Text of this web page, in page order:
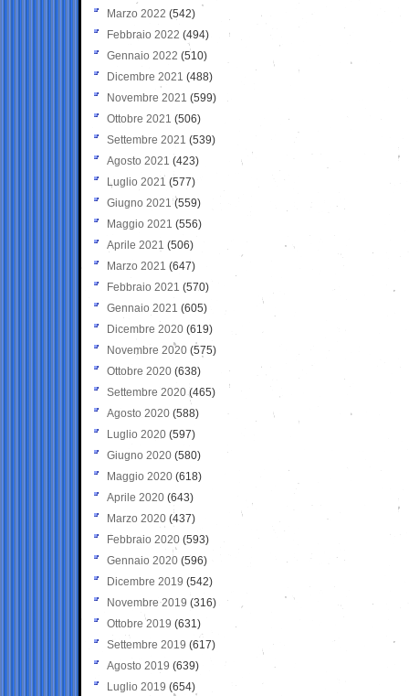
Marzo 2022 (542)
Febbraio 2022 (494)
Gennaio 2022 (510)
Dicembre 2021 (488)
Novembre 2021 (599)
Ottobre 2021 (506)
Settembre 2021 (539)
Agosto 2021 (423)
Luglio 2021 (577)
Giugno 2021(559)
Maggio 2021 (556)
Aprile 2021 (506)
Marzo 2021 (647)
Febbraio 2021 (570)
Gennaio 2021 (605)
Dicembre 2020 (619)
Novembre 2020 (575)
Ottobre 2020 (638)
Settembre 2020(465)
Agosto 2020 (588)
Luglio 2020 (597)
Giugno 2020 (580)
Maggio 2020 (618)
Aprile 2020 (643)
Marzo 2020 (437)
Febbraio 2020 (593)
Gennaio 2020 (596)
Dicembre 2019 (542)
Novembre 2019 (316)
Ottobre 2019 (631)
Settembre 2019 (617)
Agosto 2019 (639)
Luglio 2019 (654)